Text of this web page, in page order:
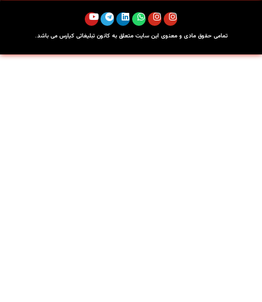
تمامی حقوق مادی و معنوی این سایت متعلق به کانون تبلیغاتی کیارس می باشد.